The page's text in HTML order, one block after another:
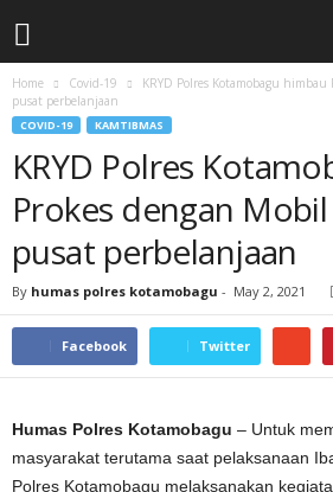
Home Covid-19
KRYD Polres Kotamobagu
pusat perbelanjaan
COVID-19 KAMTIBMAS
KRYD Polres
Prokes dengan
pusat perbelanjaan
By humas polres kotamobagu - May 2, 2021
Facebook Twitter
Humas Polres Kotamobagu – Untuk
masyarakat terutama saat pelaksanaan
Polres Kotamobagu melaksanakan